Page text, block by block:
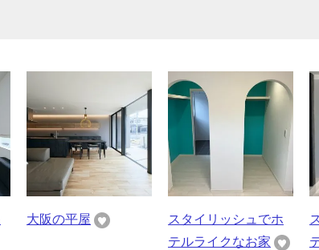
大阪の平屋
スタイリッシュでホ
テルライクなお家